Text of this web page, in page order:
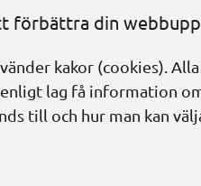
förbättra din
kakor (cookies).
lag få information
till och hur man kan